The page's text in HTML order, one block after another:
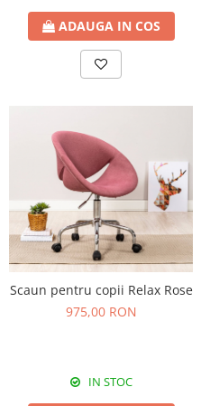
ADAUGA IN COS
Scaun pentru copii Relax Rose
975,00 RON
IN STOC